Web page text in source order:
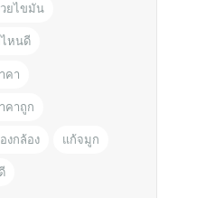
ยไขมัน
หนดี
คา
คาถูก
งกล้อง แก้จมูก